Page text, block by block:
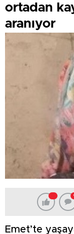
ortadan
aranıyor
Emet’te